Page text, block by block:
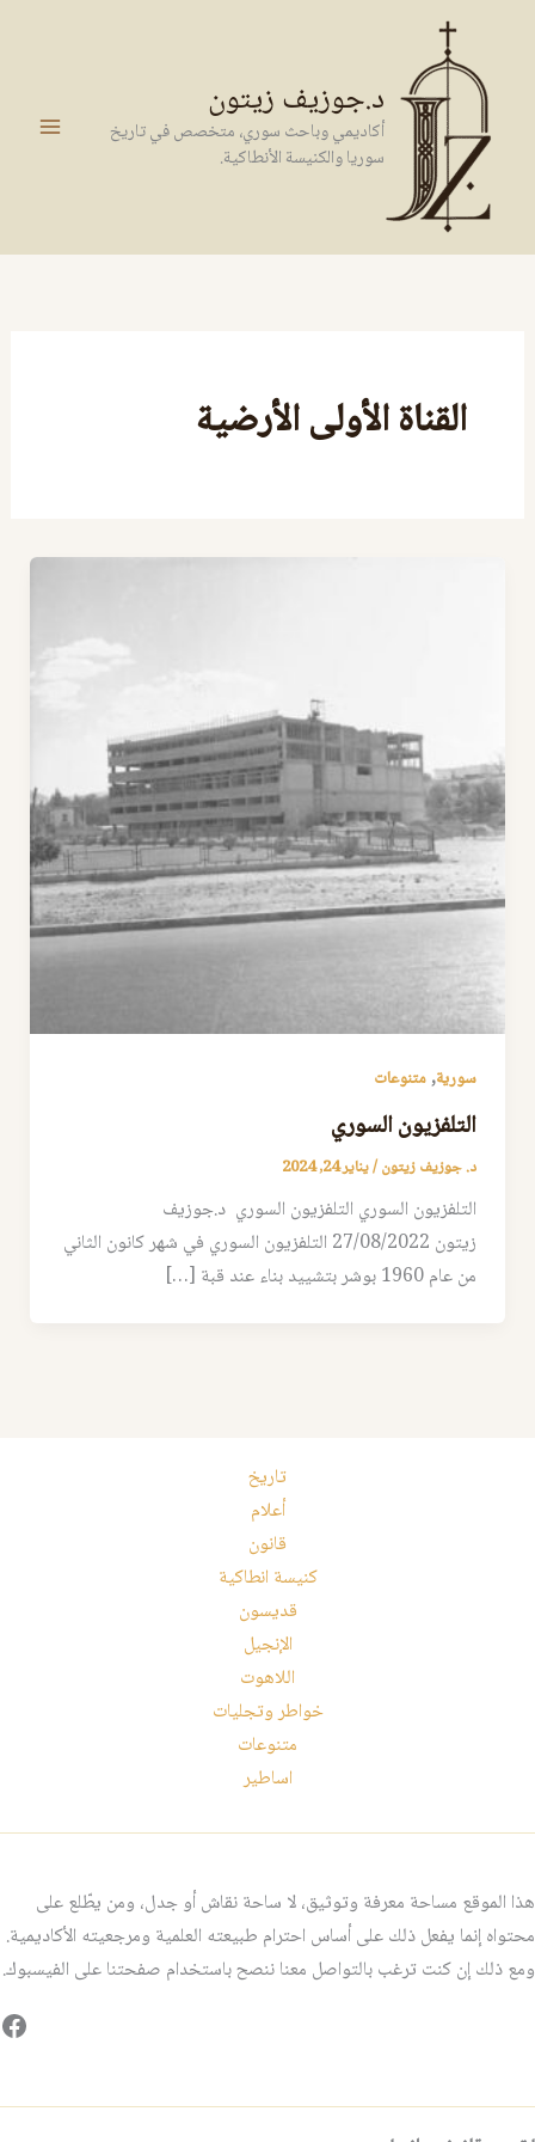
المحتوى
د.جوزيف زيتون
أكاديمي وباحث سوري، متخصص في تاريخ
سوريا والكنيسة الأنطاكية.
القناة الأولى الأرضية
سورية,متنوعات
التلفزيون السوري
د. جوزيف زيتون/يناير 24, 2024
التلفزيون السوري التلفزيون السوري د.جوزيف
زيتون 27/08/2022 التلفزيون السوري في شهر كانون الثاني
من عام 1960 بوشر بتشييد بناء عند قبة […]
تاريخ
أعلام
قانون
كنيسة انطاكية
قديسون
الإنجيل
اللاهوت
خواطر وتجليات
متنوعات
اساطير
هذا الموقع مساحة معرفة وتوثيق، لا ساحة نقاش أو جدل، ومن يطّلع على
محتواه إنما يفعل ذلك على أساس احترام طبيعته العلمية ومرجعيته الأكاديمية.
ومع ذلك إن كنت ترغب بالتواصل معنا ننصح باستخدام صفحتنا على الفيسبوك.